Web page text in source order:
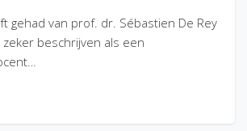
gehad van prof. dr. Sébastien De Rey
beschrijven als een